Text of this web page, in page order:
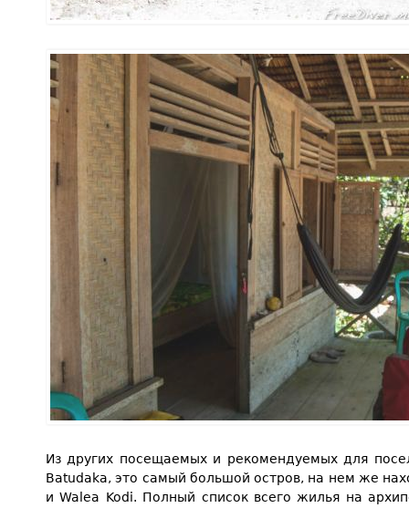
Из других посещаемых и рекомендуемых для
Batudaka, это самый большой остров, на нем же
и Walea Kodi. Полный список всего жилья на